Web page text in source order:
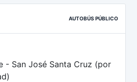
AUTOBÚS PÚBLICO
- San José Santa Cruz (por